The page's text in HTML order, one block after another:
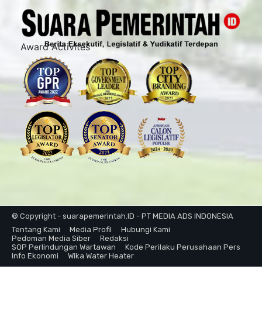
Award Activites
© Copyright - suarapemerintah.ID - PT MEDIA ADS INDONESIA
Tentang Kami
Media Profil
Hubungi Kami
Pedoman Media Siber
Redaksi
SOP Perlindungan Wartawan
Kode Perilaku Perusahaan Pers
Info Ekonomi
Wika Water Heater